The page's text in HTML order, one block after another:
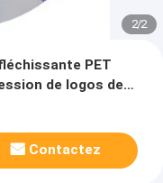
2/2
PET
de logos de
Contactez